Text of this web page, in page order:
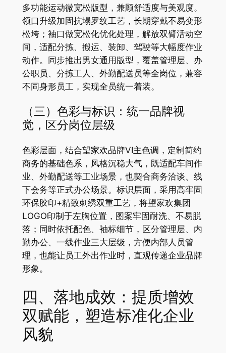
多功能运动微宽松版型，兼顾舒适度与美观度。
领口升级加固抗塌罗纹工艺，长期穿戴不易变形
松垮；袖口做宽松化优化处理，解放双臂活动空
间，适配分拣、搬运、装卸、驾驶等大幅度作业
动作。同步推出男女通用版型，覆盖管理层、办
公职员、分拣工人、外勤配送员等全岗位，兼容
不同身形员工，实现全员统一着装。
（三）色彩与标识：统一品牌视
觉，区分岗位层级
色彩层面，结合望家欢品牌VI主色调，定制简约
商务的基础色系，风格沉稳大气，既适配车间作
业、外勤配送等工业场景，也契合商务洽谈、线
下会务等正式办公场景。标识层面，采用高牢固
环保胶印+精致刺绣双重工艺，将望家欢集团
LOGO印制于左胸位置，图案牢固耐洗、不易脱
落；同时依托配色、袖标细节，区分管理层、内
勤办公、一线作业三大层级，方便内部人员管
理，也能让员工外出作业时，直观传递企业品牌
形象。
四、落地成效：提质增效
双赋能，塑造标准化企业
风貌